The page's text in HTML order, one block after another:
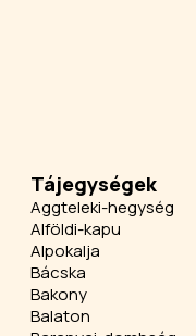
Tájegységek
Aggteleki-hegység
Alföldi-kapu
Alpokalja
Bácska
Bakony
Balaton